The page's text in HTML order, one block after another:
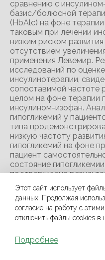
Этот сайт использует
данных. Продолжая
согласие на работу с
отключить файлы cookies в
Подробнее